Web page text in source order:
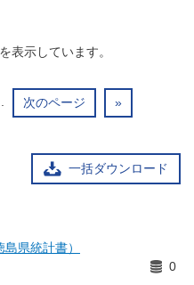
表示しています。
次のページ »
一括ダウンロード
県統計書）
0